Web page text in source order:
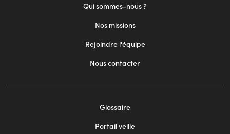
Qui sommes-nous ?
Nos missions
Rejoindre l'équipe
Nous contacter
Glossaire
Portail veille